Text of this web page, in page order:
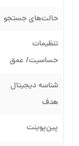
حالت‌های جستجو
تنظیمات
حساسیت/ عمق
شناسه دیجیتال
هدف
پین‌پوینت